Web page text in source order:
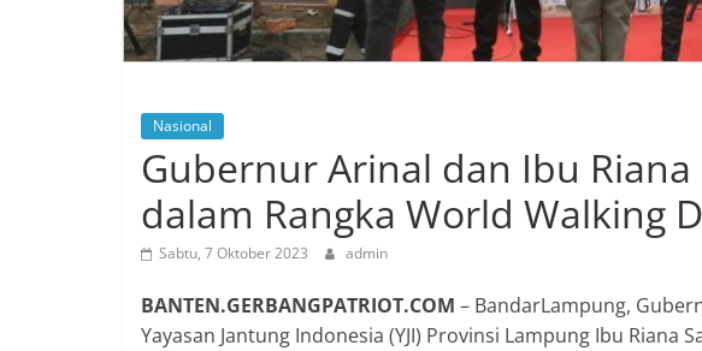
Nasional
Gubernur Arinal dan Ibu Riana
dalam Rangka World Walking
Sabtu, 7 Oktober 2023 admin
BANTEN.GERBANGPATRIOT.COM – BandarLampung,
Yayasan Jantung Indonesia (YJI) Provinsi Lampung Ibu Riana